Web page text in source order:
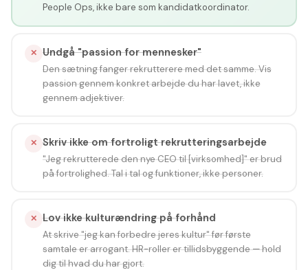
People Ops, ikke bare som kandidatkoordinator.
✕ Undgå "passion for mennesker"
Den sætning fanger rekrutterere med det samme. Vis
passion gennem konkret arbejde du har lavet, ikke
gennem adjektiver.
✕ Skriv ikke om fortroligt rekrutteringsarbejde
"Jeg rekrutterede den nye CEO til [virksomhed]" er brud
på fortrolighed. Tal i tal og funktioner, ikke personer.
✕ Lov ikke kulturændring på forhånd
At skrive "jeg kan forbedre jeres kultur" før første
samtale er arrogant. HR-roller er tillidsbyggende — hold
dig til hvad du har gjort.